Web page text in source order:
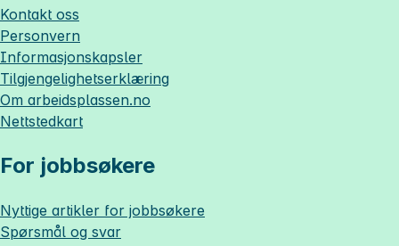
Kontakt oss
Personvern
Informasjonskapsler
Tilgjengelighetserklæring
Om arbeidsplassen.no
Nettstedkart
For jobbsøkere
Nyttige artikler for jobbsøkere
Spørsmål og svar